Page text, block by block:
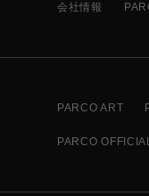
会社情報
PARCO ART
PARCO